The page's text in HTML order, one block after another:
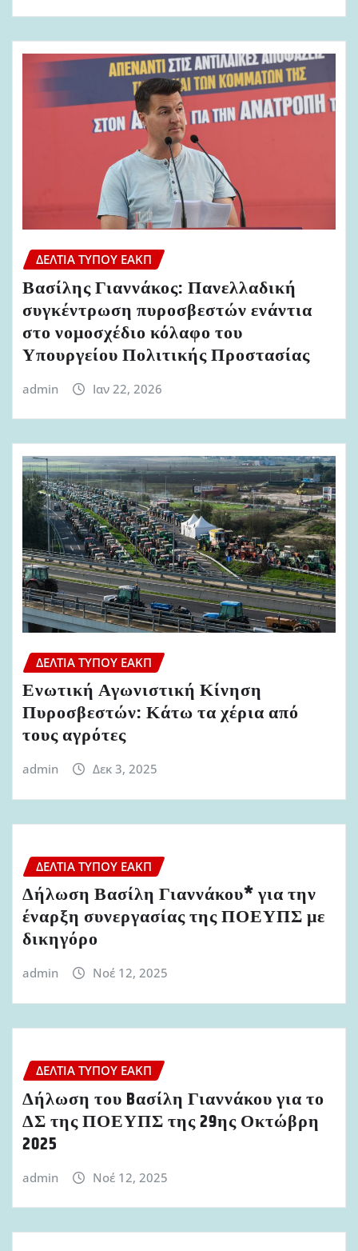
ΔΕΛΤΊΑ ΤΎΠΟΥ ΕΑΚΠ
Βασίλης Γιαννάκος: Πανελλαδική
συγκέντρωση πυροσβεστών ενάντια
στο νομοσχέδιο κόλαφο του
Υπουργείου Πολιτικής Προστασίας
admin Ιαν 22, 2026
ΔΕΛΤΊΑ ΤΎΠΟΥ ΕΑΚΠ
Ενωτική Αγωνιστική Κίνηση
Πυροσβεστών: Κάτω τα χέρια από
τους αγρότες
admin Δεκ 3, 2025
ΔΕΛΤΊΑ ΤΎΠΟΥ ΕΑΚΠ
Δήλωση Βασίλη Γιαννάκου* για την
έναρξη συνεργασίας της ΠΟΕΥΠΣ με
δικηγόρο
admin Νοέ 12, 2025
ΔΕΛΤΊΑ ΤΎΠΟΥ ΕΑΚΠ
Δήλωση του Bασίλη Γιαννάκου για το
ΔΣ της ΠΟΕΥΠΣ της 29ης Οκτώβρη
2025
admin Νοέ 12, 2025